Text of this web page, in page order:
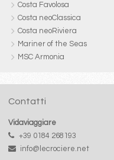
Costa Favolosa
Costa neoClassica
Costa neoRiviera
Mariner of the Seas
MSC Armonia
Contatti
Vidaviaggiare
+39 0184 268193
info@lecrociere.net